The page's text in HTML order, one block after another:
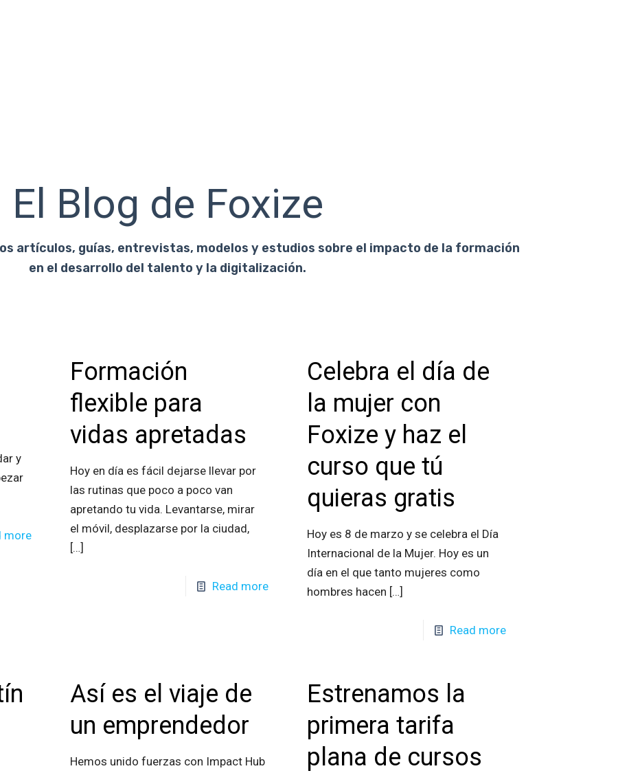
El Blog de Foxize
artículos, guías, entrevistas, modelos y estudios sobre el impacto de la formación
en el desarrollo del talento y la digitalización.
y
more
Formación
flexible para
vidas apretadas
Hoy en día es fácil dejarse llevar por
las rutinas que poco a poco van
apretando tu vida. Levantarse, mirar
el móvil, desplazarse por la ciudad,
[…]
Read more
Celebra el día de
la mujer con
Foxize y haz el
curso que tú
quieras gratis
Hoy es 8 de marzo y se celebra el Día
Internacional de la Mujer. Hoy es un
día en el que tanto mujeres como
hombres hacen […]
Read more
Así es el viaje de
un emprendedor
Hemos unido fuerzas con Impact Hub
Estrenamos la
primera tarifa
plana de cursos